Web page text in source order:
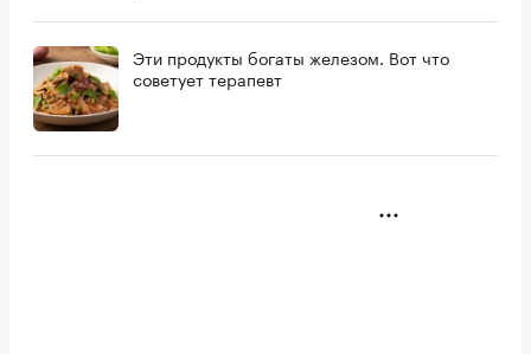
Эти продукты богаты железом. Вот что
советует терапевт